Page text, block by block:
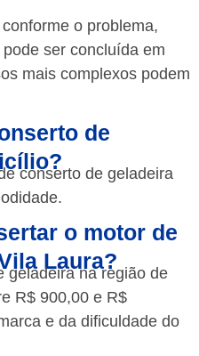
o problema,
ser concluída em
mais complexos podem
de
conserto de geladeira
o motor de
Laura?
geladeira na região de
R$ 900,00 e R$
e da dificuldade do